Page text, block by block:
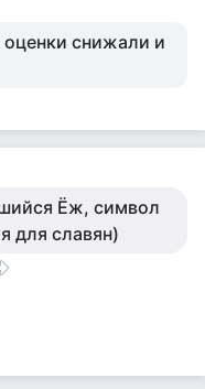
снижали и
Ёж, символ
для славян)